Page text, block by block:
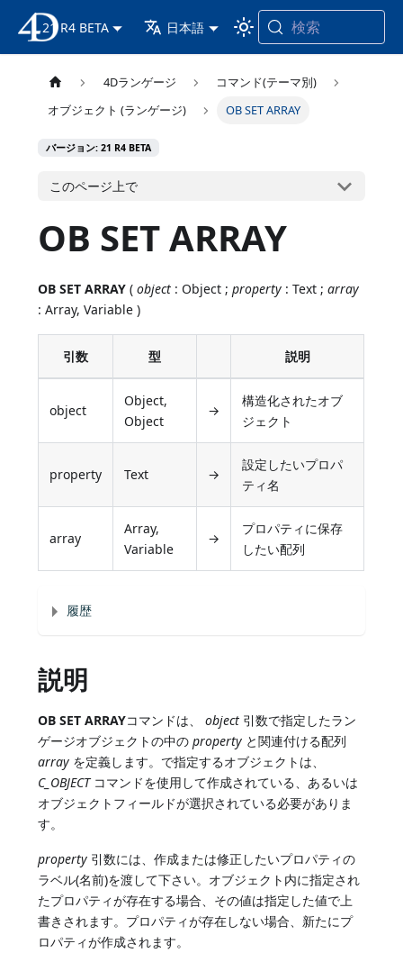
4D ドキュメンテーション
21 R4 BETA 日本語 検索
4Dランゲージ
コマンド(テーマ別)
オブジェクト (ランゲージ)
OB SET ARRAY
バージョン: 21 R4 BETA
このページ上で
OB SET ARRAY
OB SET ARRAY (object : Object ;property : Text ;array
: Array, Variable )
引数 型 説明
object
Object,
Object
→
構造化されたオブ
ジェクト
property Text →
設定したいプロパ
ティ名
array
Array,
Variable
→
プロパティに保存
したい配列
履歴
説明
OB SET ARRAYコマンドは、object 引数で指定したラン
ゲージオブジェクトの中のproperty と関連付ける配列
array を定義します。で指定するオブジェクトは、
C_OBJECTコマンドを使用して作成されている、あるいは
オブジェクトフィールドが選択されている必要がありま
す。
property 引数には、作成または修正したいプロパティの
ラベル(名前)を渡して下さい。オブジェクト内に指定され
たプロパティが存在する場合、その値は指定した値で上
書きされます。プロパティが存在しない場合、新たにプ
ロパティが作成されます。